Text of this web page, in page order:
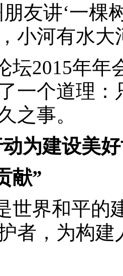
友讲‘一棵
小河有水大
坛2015年年
一个道理
之事。
为建设美
献”
世界和平的
者，为构